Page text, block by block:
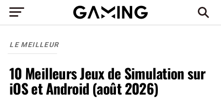
LE MEILLEUR
10 Meilleurs Jeux de Simulation sur
iOS et Android (août 2026)